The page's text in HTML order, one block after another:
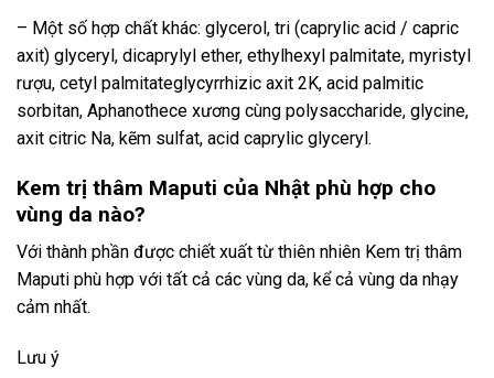
– Một số hợp chất khác: glycerol, tri (caprylic acid / capric
axit) glyceryl, dicaprylyl ether, ethylhexyl palmitate, myristyl
rượu, cetyl palmitateglycyrrhizic axit 2K, acid palmitic
sorbitan, Aphanothece xương cùng polysaccharide, glycine,
axit citric Na, kẽm sulfat, acid caprylic glyceryl.
Kem trị thâm Maputi của Nhật phù hợp cho
vùng da nào?
Với thành phần được chiết xuất từ thiên nhiên Kem trị thâm
Maputi phù hợp với tất cả các vùng da, kể cả vùng da nhạy
cảm nhất.
Lưu ý